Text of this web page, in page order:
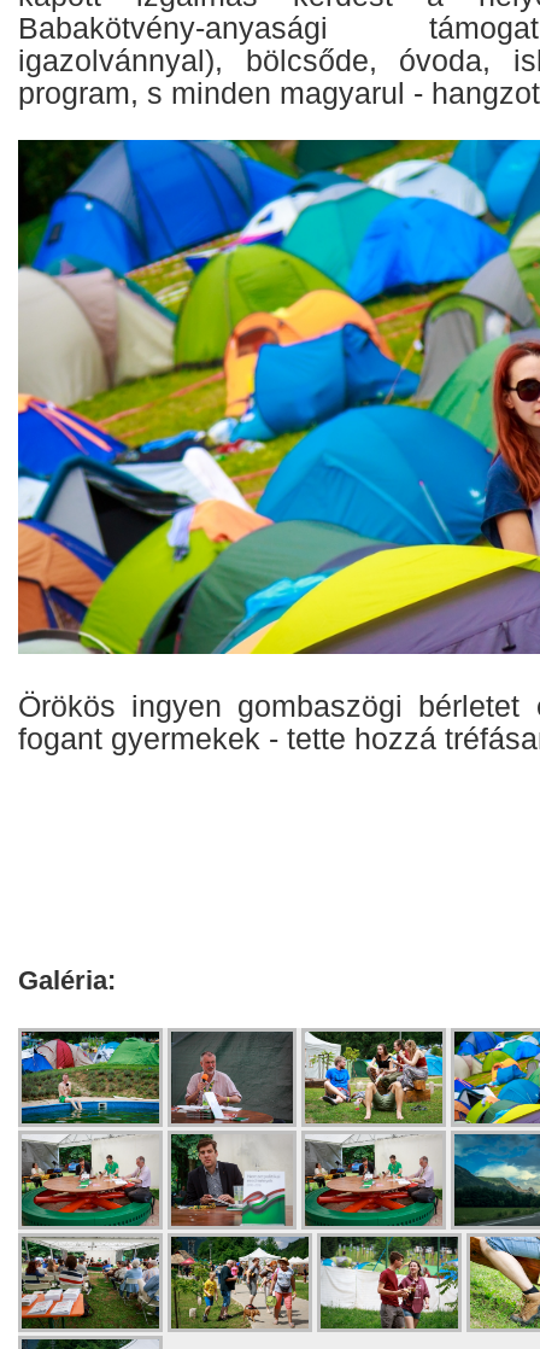
Babakötvény-anyasági
igazolvánnyal), bölcsőde, óvoda,
program, s minden magyarul -
Örökös ingyen gombaszögi
fogant gyermekek - tette hozzá
Galéria: